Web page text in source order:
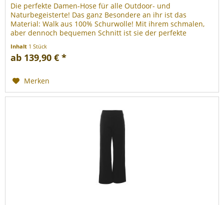
Die perfekte Damen-Hose für alle Outdoor- und
Naturbegeisterte! Das ganz Besondere an ihr ist das
Material: Walk aus 100% Schurwolle! Mit ihrem schmalen,
aber dennoch bequemen Schnitt ist sie der perfekte
Inhalt 1 Stück
ab 139,90 € *
Merken